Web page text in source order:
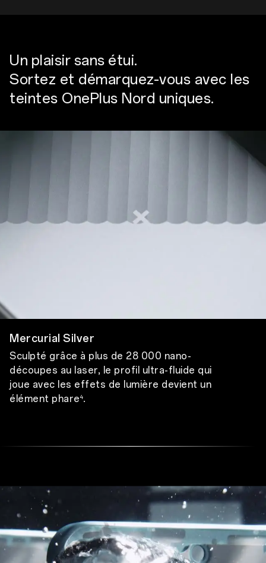
Un plaisir sans étui.
Sortez et démarquez-vous avec les
teintes OnePlus Nord uniques.
Mercurial Silver
Sculpté grâce à plus de 28 000 nano-
découpes au laser, le profil ultra-fluide qui
joue avec les effets de lumière devient un
élément phare4.